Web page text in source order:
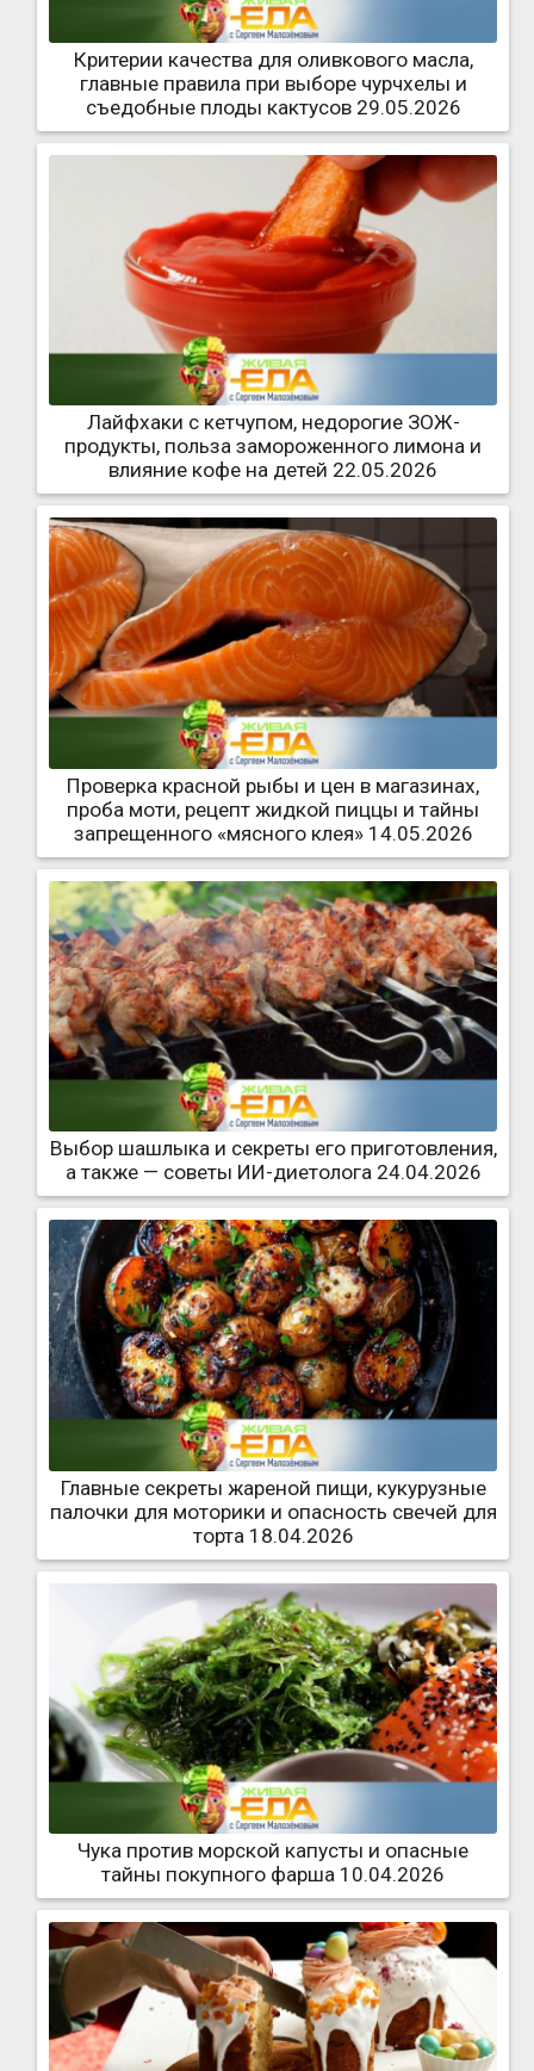
Критерии качества для оливкового масла,
главные правила при выборе чурчхелы и
съедобные плоды кактусов 29.05.2026
Лайфхаки с кетчупом, недорогие ЗОЖ-
продукты, польза замороженного лимона и
влияние кофе на детей 22.05.2026
Проверка красной рыбы и цен в магазинах,
проба моти, рецепт жидкой пиццы и тайны
запрещенного «мясного клея» 14.05.2026
Выбор шашлыка и секреты его приготовления,
а также — советы ИИ-диетолога 24.04.2026
Главные секреты жареной пищи, кукурузные
палочки для моторики и опасность свечей для
торта 18.04.2026
Чука против морской капусты и опасные
тайны покупного фарша 10.04.2026